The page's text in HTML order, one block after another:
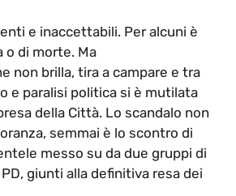
e inaccettabili. Per alcuni è
o di morte. Ma
non brilla, tira a campare e tra
e paralisi politica si è mutilata
della Città. Lo scandalo non
semmai è lo scontro di
messo su da due gruppi di
giunti alla definitiva resa dei